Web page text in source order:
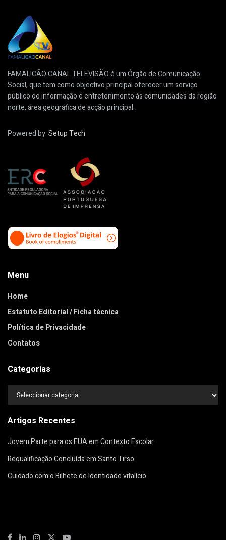
FAMALICÃO CANAL TELEVISÃO é um Órgão de Comunicação
Social, que tem como objectivo principal oferecer um serviço
público de informação e entretenimento às comunidades da região
norte, área geográfica de acção principal.
Powered by:Setup Tech
Menu
Home
Estatuto Editorial / Ficha técnica
Política de Privacidade
Contatos
Categorias
Categorias
Artigos Recentes
Jovem Parte para os EUA em Contexto Escolar
Requalificação Concluída em Santo Tirso
Cuidado com o Bilhete de Identidade vitalício